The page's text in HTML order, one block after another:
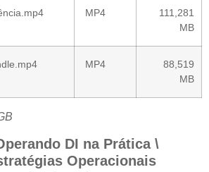
MP4
111,281
MB
MP4
88,519
MB
DI na Prática \
Operacionais